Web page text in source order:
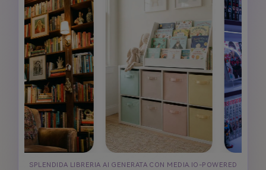
SPLENDIDA LIBRERIA AI GENERATA CON MEDIA.IO-POWERED